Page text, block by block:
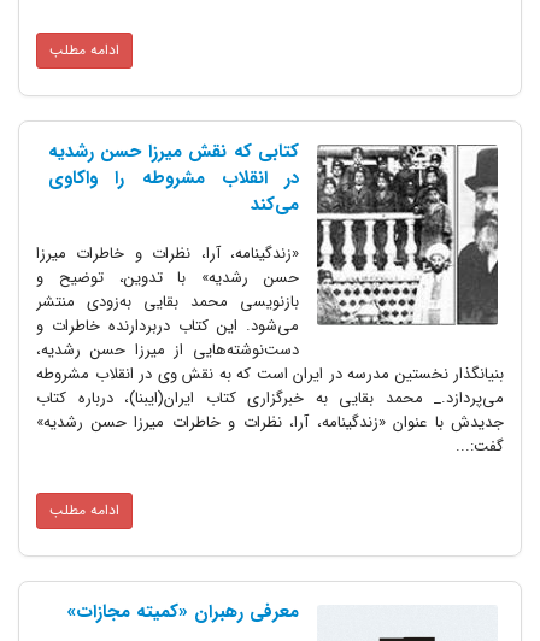
ادامه مطلب
کتابی که نقش میرزا حسن رشدیه
در انقلاب مشروطه را واکاوی
می‌کند
«زندگینامه، آرا، نظرات و خاطرات میرزا
حسن رشدیه» با تدوین، توضیح و
بازنویسی محمد بقایی به‌زودی منتشر
می‌شود. این کتاب دربردارنده خاطرات و
دست‌نوشته‌هایی از میرزا حسن رشدیه،
بنیانگذار نخستین مدرسه در ایران است که به نقش وی در انقلاب مشروطه
می‌پردازد._ محمد بقایی به خبرگزاری کتاب ایران(ایبنا)، درباره کتاب
جدیدش با عنوان «زندگینامه، آرا، نظرات و خاطرات میرزا حسن رشدیه»
گفت:...
ادامه مطلب
معرفی رهبران «کمیته مجازات»